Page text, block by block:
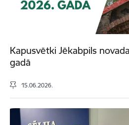
Kapusvētki Jēkabpils
gadā
15.06.2026.